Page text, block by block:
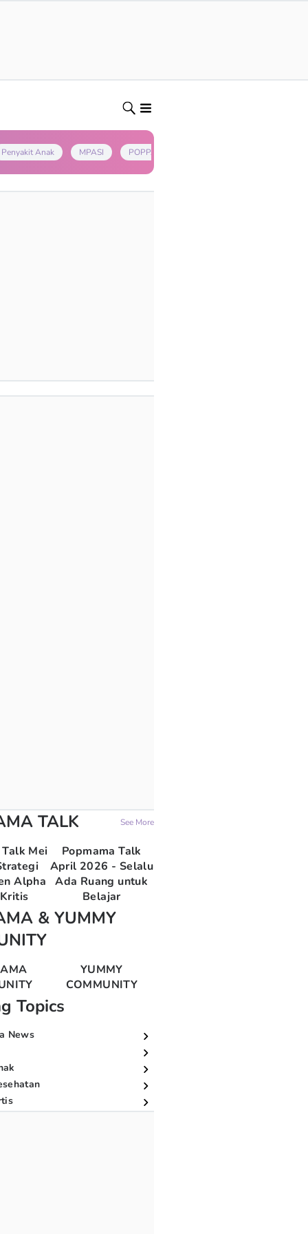
Penyakit Anak MPASI POPPAPA
TALK See More
Mei
Alpha
Popmama Talk
April 2026 - Selalu
Ada Ruang untuk
Belajar
& YUMMY
YUMMY
COMMUNITY
Topics
News